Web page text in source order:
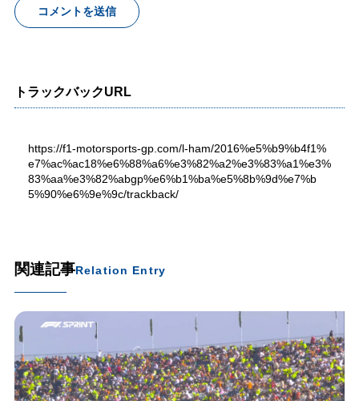
トラックバックURL
https://f1-motorsports-gp.com/l-ham/2016%e5%b9%b4f1%
e7%ac%ac18%e6%88%a6%e3%82%a2%e3%83%a1%e3%
83%aa%e3%82%abgp%e6%b1%ba%e5%8b%9d%e7%b
5%90%e6%9e%9c/trackback/
関連記事Relation Entry